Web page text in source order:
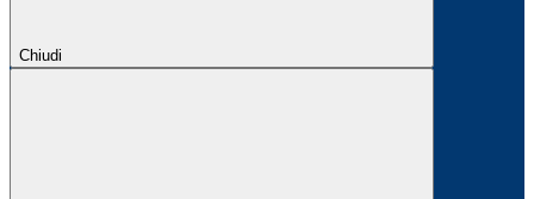
Chiudi